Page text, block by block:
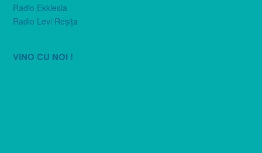
Radio Ekklesia
Radio Levi Reşiţa
VINO CU NOI !